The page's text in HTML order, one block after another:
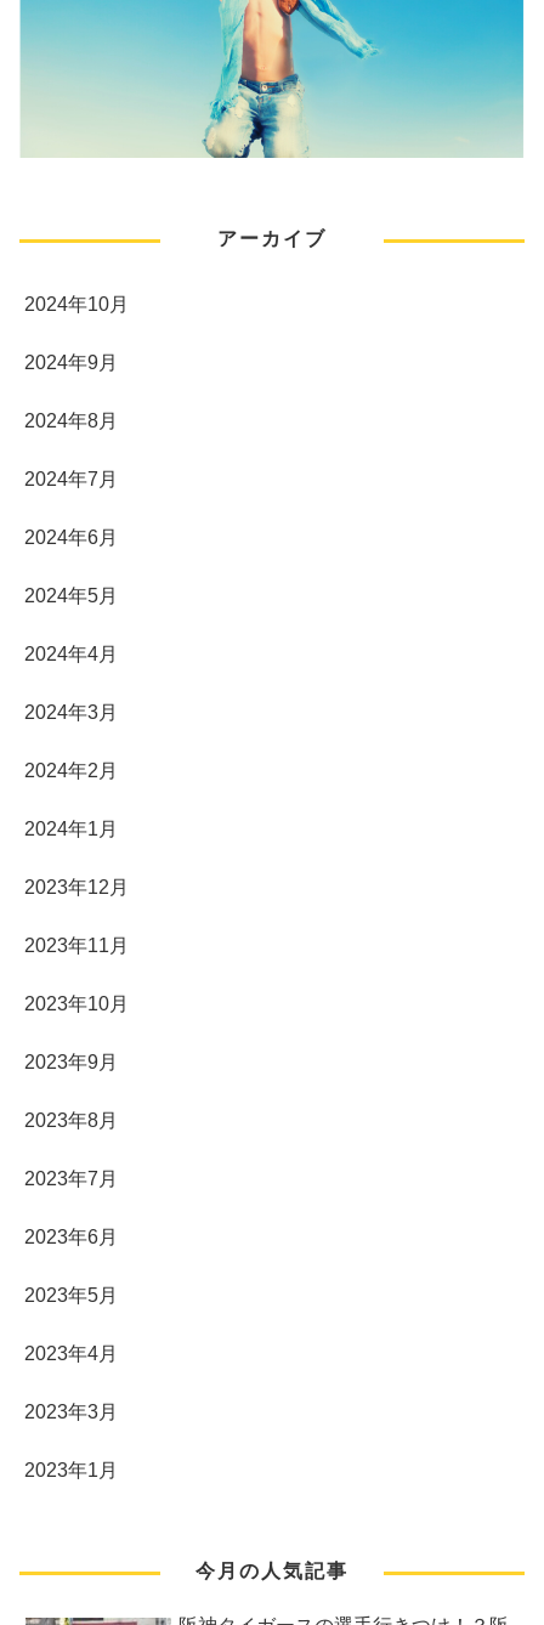
アーカイブ
2024年10月
2024年9月
2024年8月
2024年7月
2024年6月
2024年5月
2024年4月
2024年3月
2024年2月
2024年1月
2023年12月
2023年11月
2023年10月
2023年9月
2023年8月
2023年7月
2023年6月
2023年5月
2023年4月
2023年3月
2023年1月
今月の人気記事